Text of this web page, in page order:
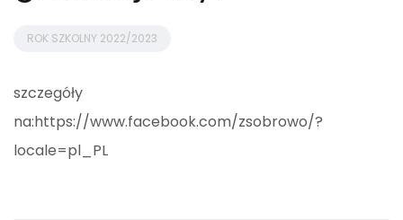
ROK SZKOLNY 2022/2023
szczegóły
na:https://www.facebook.com/zsobrowo/?
locale=pl_PL